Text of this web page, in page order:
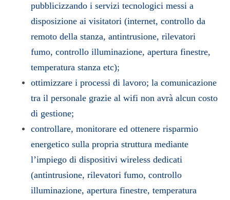
pubblicizzando i servizi tecnologici messi a
disposizione ai visitatori (internet, controllo da
remoto della stanza, antintrusione, rilevatori
fumo, controllo illuminazione, apertura finestre,
temperatura stanza etc);
ottimizzare i processi di lavoro; la comunicazione
tra il personale grazie al wifi non avrà alcun costo
di gestione;
controllare, monitorare ed ottenere risparmio
energetico sulla propria struttura mediante
l’impiego di dispositivi wireless dedicati
(antintrusione, rilevatori fumo, controllo
illuminazione, apertura finestre, temperatura